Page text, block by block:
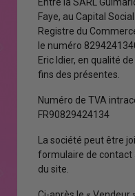
Faye, au Capital
Registre du
le numéro
Eric Idier, en qualité
fins des présentes.
Numéro de TVA
FR90829424134
La société peut être
formulaire de contact
du site.